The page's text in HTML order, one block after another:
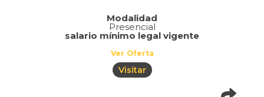
Modalidad
Presencial
salario mínimo legal vigente
Ver Oferta
Visitar